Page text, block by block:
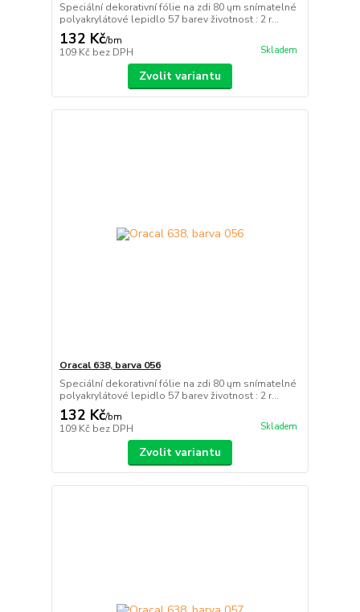
Speciální dekorativní fólie na zdi 80 ųm snímatelné
polyakrylátové lepidlo 57 barev životnost : 2 r...
132 Kč/bm
109 Kč bez DPH Skladem
Zvolit variantu
Oracal 638, barva 056
Speciální dekorativní fólie na zdi 80 ųm snímatelné
polyakrylátové lepidlo 57 barev životnost : 2 r...
132 Kč/bm
109 Kč bez DPH Skladem
Zvolit variantu